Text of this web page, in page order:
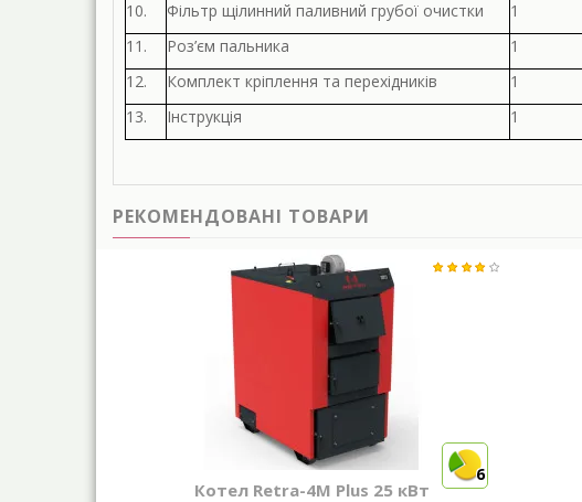
10.
Фільтр щілинний паливний грубої очистки
1
11.
Роз’єм пальника
1
12.
Комплект кріплення та перехідників
1
13.
Інструкція 1
РЕКОМЕНДОВАНІ ТОВАРИ
6
Котел Retra-4М Plus 25 кВт